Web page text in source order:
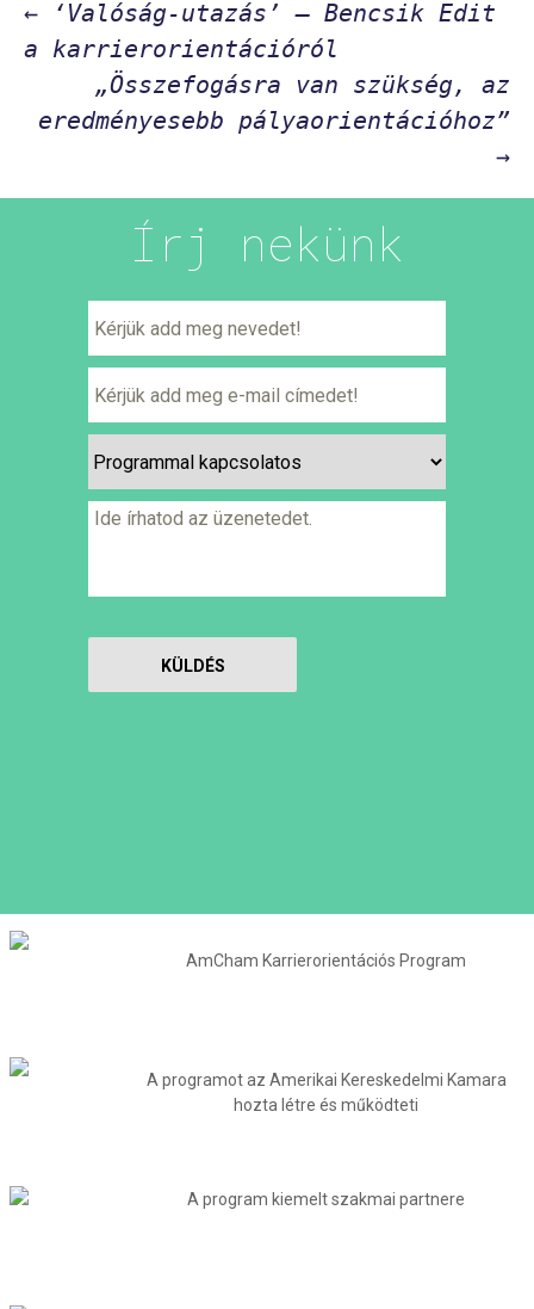
Bejegyzés
navigáció
← ‘Valóság-utazás’ – Bencsik Edit
a karrierorientációról
„Összefogásra van szükség, az
eredményesebb pályaorientációhoz”
→
Írj nekünk
AmCham Karrierorientációs Program
A programot az Amerikai Kereskedelmi Kamara
hozta létre és működteti
A program kiemelt szakmai partnere